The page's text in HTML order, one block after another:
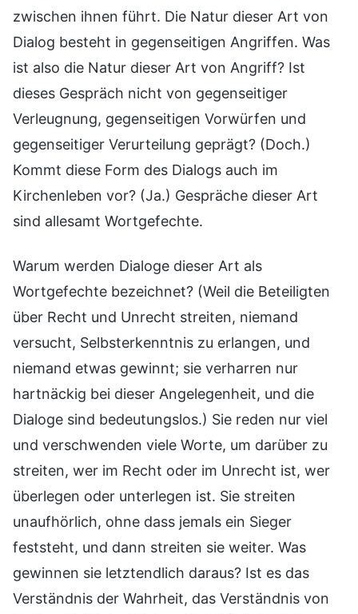
zwischen ihnen führt. Die Natur dieser Art von
Dialog besteht in gegenseitigen Angriffen. Was
ist also die Natur dieser Art von Angriff? Ist
dieses Gespräch nicht von gegenseitiger
Verleugnung, gegenseitigen Vorwürfen und
gegenseitiger Verurteilung geprägt? (Doch.)
Kommt diese Form des Dialogs auch im
Kirchenleben vor? (Ja.) Gespräche dieser Art
sind allesamt Wortgefechte.
Warum werden Dialoge dieser Art als
Wortgefechte bezeichnet? (Weil die Beteiligten
über Recht und Unrecht streiten, niemand
versucht, Selbsterkenntnis zu erlangen, und
niemand etwas gewinnt; sie verharren nur
hartnäckig bei dieser Angelegenheit, und die
Dialoge sind bedeutungslos.) Sie reden nur viel
und verschwenden viele Worte, um darüber zu
streiten, wer im Recht oder im Unrecht ist, wer
überlegen oder unterlegen ist. Sie streiten
unaufhörlich, ohne dass jemals ein Sieger
feststeht, und dann streiten sie weiter. Was
gewinnen sie letztendlich daraus? Ist es das
Verständnis der Wahrheit, das Verständnis von